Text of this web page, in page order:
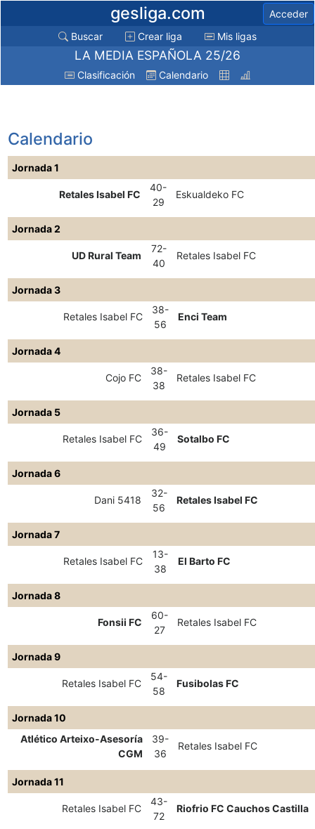
gesliga.com
Acceder
Buscar
Crear liga Mis ligas
LA MEDIA ESPAÑOLA 25/26
Clasificación Calendario
Calendario
Jornada 1
Retales Isabel FC
40-
29
Eskualdeko FC
Jornada 2
UD Rural Team
72-
40
Retales Isabel FC
Jornada 3
Retales Isabel FC
38-
56
Enci Team
Jornada 4
Cojo FC
38-
38
Retales Isabel FC
Jornada 5
Retales Isabel FC
36-
49
Sotalbo FC
Jornada 6
Dani 5418
32-
56
Retales Isabel FC
Jornada 7
Retales Isabel FC
13-
38
El Barto FC
Jornada 8
Fonsii FC
60-
27
Retales Isabel FC
Jornada 9
Retales Isabel FC
54-
58
Fusibolas FC
Jornada 10
Atlético Arteixo-Asesoría
CGM
39-
36
Retales Isabel FC
Jornada 11
Retales Isabel FC
43-
72
Riofrio FC Cauchos Castilla